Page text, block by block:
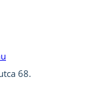
68.